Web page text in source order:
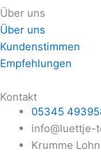
Über uns
Über uns
Kundenstimmen
Empfehlungen
Kontakt
05345
info@luettje-
Krumme